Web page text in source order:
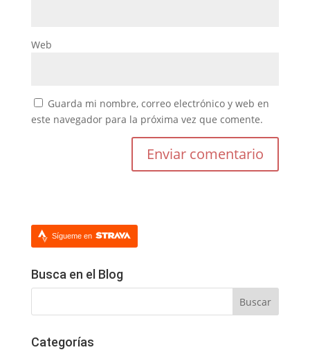
Web
Guarda mi nombre, correo electrónico y web en
este navegador para la próxima vez que comente.
Sígueme en
Busca en el Blog
Categorías